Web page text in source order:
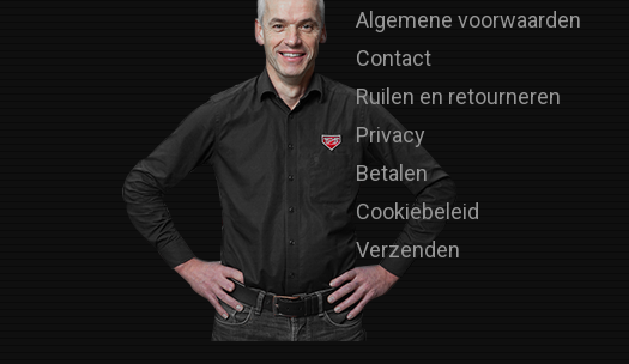
Algemene voorwaarden
Contact
Ruilen en retourneren
Privacy
Betalen
Cookiebeleid
Verzenden